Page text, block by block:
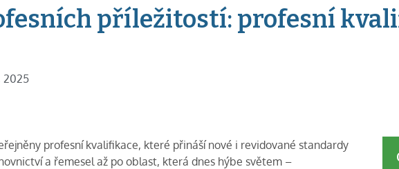
příležitostí: profesní
2025
profesní kvalifikace, které přináší nové i revidované standardy
a řemesel až po oblast, která dnes hýbe světem –